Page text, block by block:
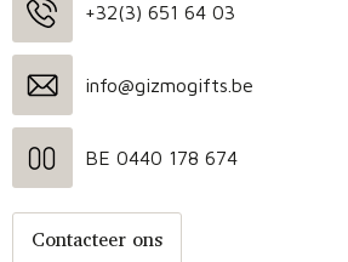
+32(3) 651 64 03
info@gizmogifts.be
BE 0440 178 674
Contacteer ons